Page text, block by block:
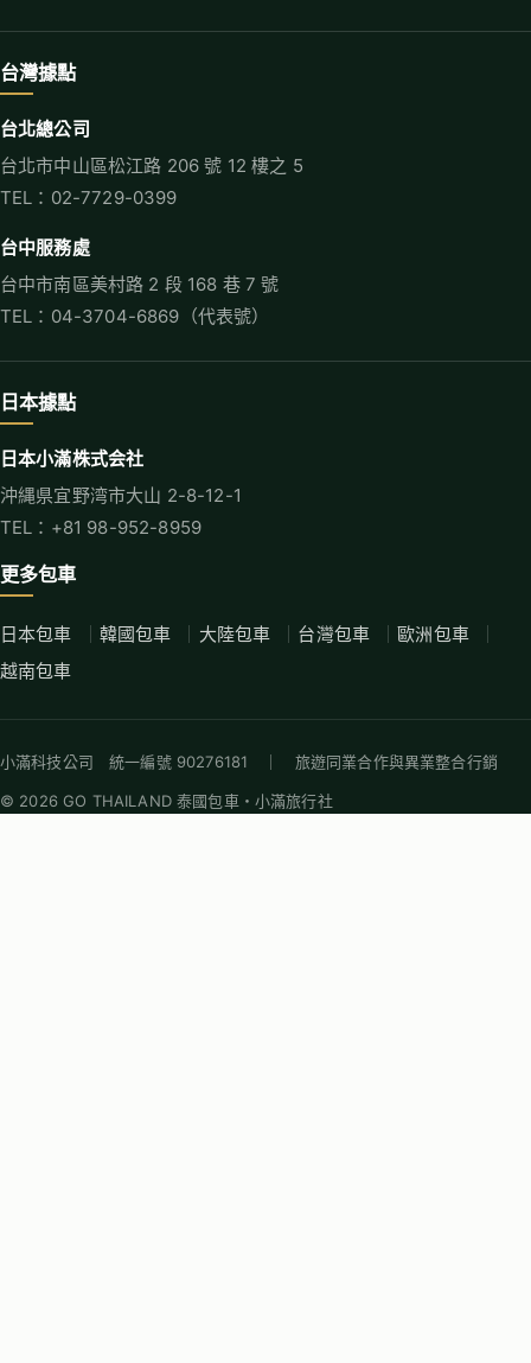
台灣據點
台北總公司
台北市中山區松江路 206 號 12 樓之 5
TEL：02-7729-0399
台中服務處
台中市南區美村路 2 段 168 巷 7 號
TEL：04-3704-6869（代表號）
日本據點
日本小滿株式会社
沖縄県宜野湾市大山 2-8-12-1
TEL：+81 98-952-8959
更多包車
日本包車 韓國包車 大陸包車 台灣包車
歐洲包車
越南包車
小滿科技公司 統一編號 90276181 ｜ 旅遊同業合作與異業整合行銷
© 2026 GO THAILAND 泰國包車・小滿旅行社